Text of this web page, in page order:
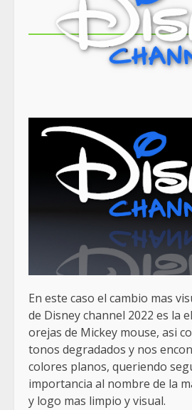
En este caso el cambio mas
de Disney channel 2022 es la
orejas de Mickey mouse, asi
tonos degradados y nos
colores planos, queriendo
importancia al nombre de la
y logo mas limpio y visual.